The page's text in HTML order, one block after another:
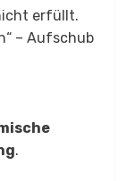
erfüllt.
– Aufschub
.